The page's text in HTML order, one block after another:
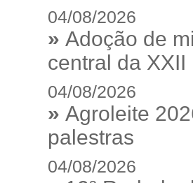
04/08/2026
» Adoção de
central da XXII
04/08/2026
» Agroleite
palestras
04/08/2026